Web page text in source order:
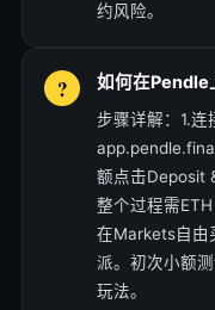
约风险。
如何在Pendle
步骤详解：1.
额点击Deposit
整个过程需
在Markets自由
派。初次小额
玩法。